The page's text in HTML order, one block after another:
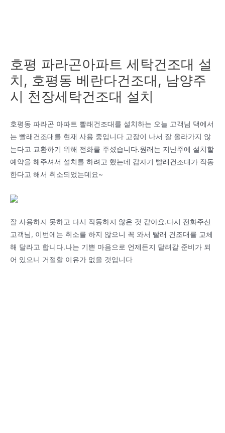
호평 파라곤아파트 세탁건조대 설
치, 호평동 베란다건조대, 남양주
시 천장세탁건조대 설치
호평동 파라곤 아파트 빨래건조대를 설치하는 오늘 고객님 댁에서
는 빨래건조대를 현재 사용 중입니다 고장이 나서 잘 올라가지 않
는다고 교환하기 위해 전화를 주셨습니다.원래는 지난주에 설치할
예약을 해주셔서 설치를 하려고 했는데 갑자기 빨래건조대가 작동
한다고 해서 취소되었는데요~
잘 사용하지 못하고 다시 작동하지 않은 것 같아요.다시 전화주신
고객님, 이번에는 취소를 하지 않으니 꼭 와서 빨래 건조대를 교체
해 달라고 합니다.나는 기쁜 마음으로 언제든지 달려갈 준비가 되
어 있으니 거절할 이유가 없을 것입니다